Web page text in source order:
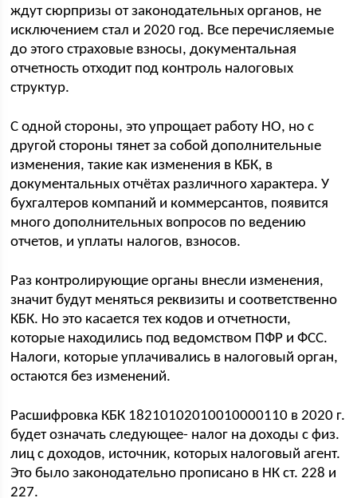
ждут сюрпризы от законодательных органов, не
исключением стал и 2020 год. Все перечисляемые
до этого страховые взносы, документальная
отчетность отходит под контроль налоговых
структур.
С одной стороны, это упрощает работу НО, но с
другой стороны тянет за собой дополнительные
изменения, такие как изменения в КБК, в
документальных отчётах различного характера. У
бухгалтеров компаний и коммерсантов, появится
много дополнительных вопросов по ведению
отчетов, и уплаты налогов, взносов.
Раз контролирующие органы внесли изменения,
значит будут меняться реквизиты и соответственно
КБК. Но это касается тех кодов и отчетности,
которые находились под ведомством ПФР и ФСС.
Налоги, которые уплачивались в налоговый орган,
остаются без изменений.
Расшифровка КБК 18210102010010000110 в 2020 г.
будет означать следующее- налог на доходы с физ.
лиц с доходов, источник, которых налоговый агент.
Это было законодательно прописано в НК ст. 228 и
227.